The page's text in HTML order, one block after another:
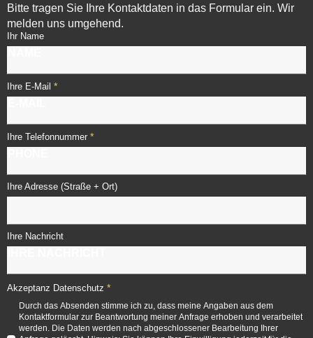
Bitte tragen Sie Ihre Kontaktdaten in das Formular ein. Wir
melden uns umgehend.
Ihr Name
Ihre E-Mail *
Ihre Telefonnummer *
Ihre Adresse (Straße + Ort)
Ihre Nachricht
Akzeptanz Datenschutz *
Durch das Absenden stimme ich zu, dass meine Angaben aus dem
Kontaktformular zur Beantwortung meiner Anfrage erhoben und verarbeitet
werden. Die Daten werden nach abgeschlossener Bearbeitung Ihrer